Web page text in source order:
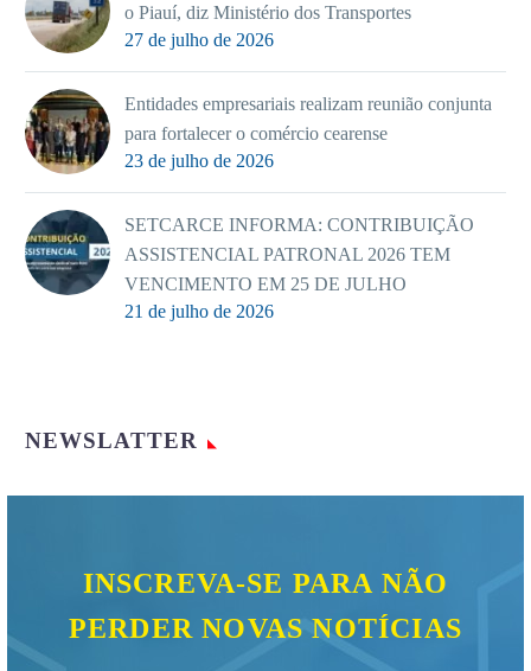
o Piauí, diz Ministério dos Transportes
27 de julho de 2026
Entidades empresariais realizam reunião conjunta
para fortalecer o comércio cearense
23 de julho de 2026
SETCARCE INFORMA: CONTRIBUIÇÃO
ASSISTENCIAL PATRONAL 2026 TEM
VENCIMENTO EM 25 DE JULHO
21 de julho de 2026
NEWSLATTER
INSCREVA-SE PARA NÃO
PERDER NOVAS NOTÍCIAS